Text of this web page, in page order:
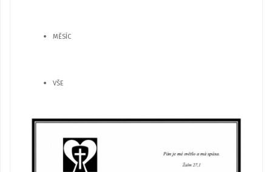
MĚSÍC
VŠE